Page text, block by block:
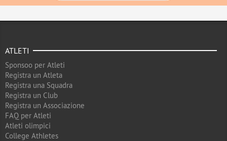
ATLETI
Sponsoo per Atleti
Registra un Atleta
Registra una Squadra
Registra un Club
Registra un Associazione
FAQ per Atleti
Atleti olimpici
College Athletes